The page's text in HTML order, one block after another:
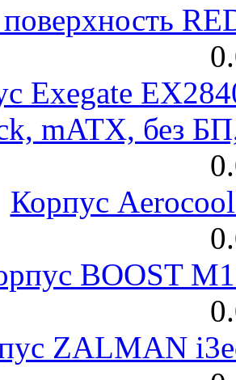
Exegate
mATX, без
Корпус
BOOST
ZALMAN